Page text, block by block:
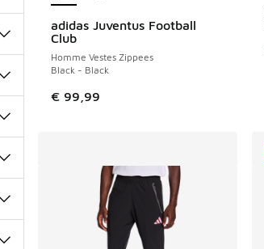
adidas Juventus Football
Club
Homme Vestes Zippees
Black - Black
€ 99,99